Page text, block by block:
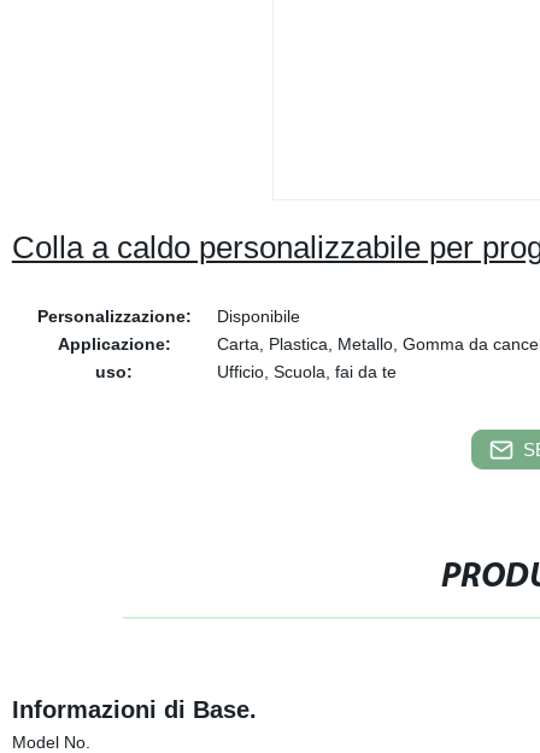
Colla a caldo personalizzabile per
Personalizzazione:
Disponibile
Applicazione:
Carta, Plastica, Metallo, Gomma da
uso:
Ufficio, Scuola, fai da te
Informazioni di Base.
Model No.